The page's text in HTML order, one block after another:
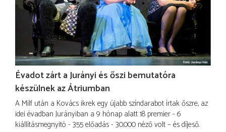
Évadot zárt a Jurányi és őszi bemutatóra
készülnek az Átriumban
A Milf után a Kovács ikrek egy újabb színdarabot írtak őszre, az
idei évadban Jurányiban a 9 hónap alatt 18 premier - 6
kiállításmegnyitó - 355 előadás - 30.000 néző volt – és díjeső.